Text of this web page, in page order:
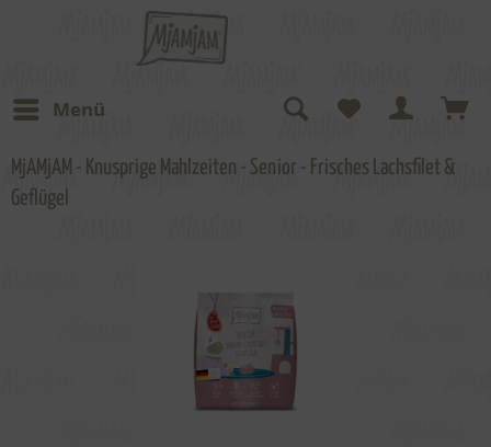
Menü
MjAMjAM - Knusprige Mahlzeiten - Senior - Frisches Lachsfilet &
Geflügel